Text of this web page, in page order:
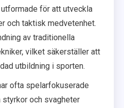
för att utveckla
och taktisk medvetenhet.
av traditionella
vilket säkerställer att
utbildning i sporten.
ofta spelarfokuserade
styrkor och svagheter